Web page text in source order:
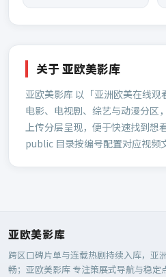
关于亚欧美影库
亚欧美影库 以「亚洲欧美在线观
电影、电视剧、综艺与动漫分区
上传分层呈现，便于快速找到想
public 目录按编号配置对应视频
亚欧美影库
跨区口碑片单与连载热剧持续入库，亚
畅； 亚欧美影库 专注策展式导航与稳定